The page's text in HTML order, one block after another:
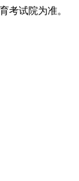
考试院为准。